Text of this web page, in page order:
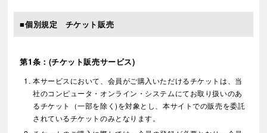
■個別規定 チケット販売
第1条：(チケット販売サービス)
本サービスにおいて、会員がご購入いただけるチケットは、当
社のコンピュータ・オンライン・システムにてお取り扱いのあ
るチケット（一部を除く)を対象とし、本サイトでの販売を委託
されているチケットのみとなります。